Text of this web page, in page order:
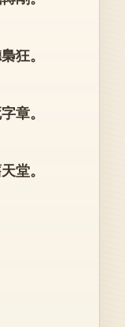
狂。
章。
堂。